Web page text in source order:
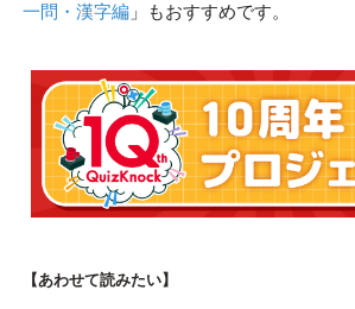
一問・漢字編」もおすすめです。
【あわせて読みたい】